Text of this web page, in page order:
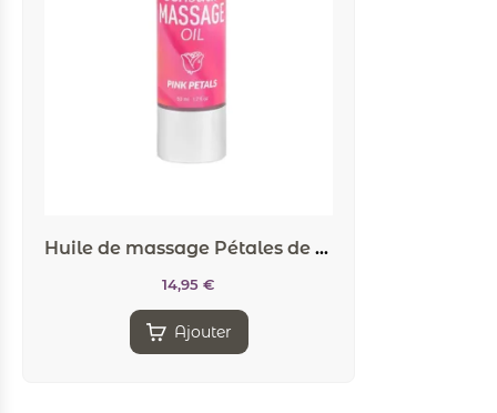
Huile de massage Pétales de Rose – Secret Play
14,95 €
Ajouter